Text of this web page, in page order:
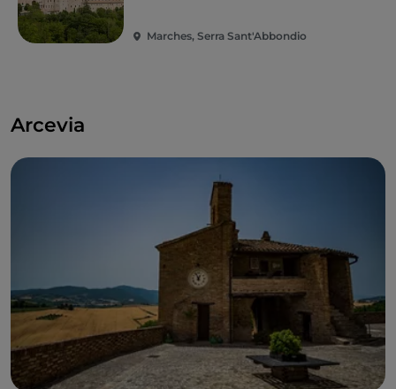
Marches, Serra Sant'Abbondio
Arcevia